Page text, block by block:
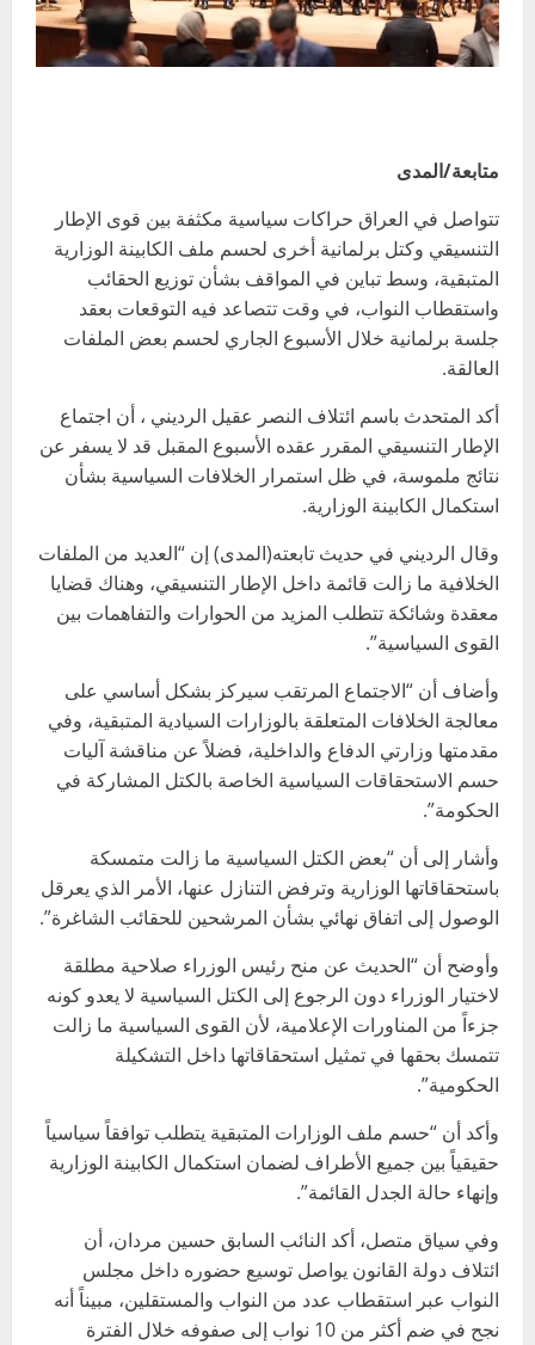
متابعة/المدى
تتواصل في العراق حراكات سياسية مكثفة بين قوى الإطار
التنسيقي وكتل برلمانية أخرى لحسم ملف الكابينة الوزارية
المتبقية، وسط تباين في المواقف بشأن توزيع الحقائب
واستقطاب النواب، في وقت تتصاعد فيه التوقعات بعقد
جلسة برلمانية خلال الأسبوع الجاري لحسم بعض الملفات
العالقة.
أكد المتحدث باسم ائتلاف النصر عقيل الرديني ، أن اجتماع
الإطار التنسيقي المقرر عقده الأسبوع المقبل قد لا يسفر عن
نتائج ملموسة، في ظل استمرار الخلافات السياسية بشأن
استكمال الكابينة الوزارية.
وقال الرديني في حديث تابعته(المدى) إن “العديد من الملفات
الخلافية ما زالت قائمة داخل الإطار التنسيقي، وهناك قضايا
معقدة وشائكة تتطلب المزيد من الحوارات والتفاهمات بين
القوى السياسية”.
وأضاف أن “الاجتماع المرتقب سيركز بشكل أساسي على
معالجة الخلافات المتعلقة بالوزارات السيادية المتبقية، وفي
مقدمتها وزارتي الدفاع والداخلية، فضلاً عن مناقشة آليات
حسم الاستحقاقات السياسية الخاصة بالكتل المشاركة في
الحكومة”.
وأشار إلى أن “بعض الكتل السياسية ما زالت متمسكة
باستحقاقاتها الوزارية وترفض التنازل عنها، الأمر الذي يعرقل
الوصول إلى اتفاق نهائي بشأن المرشحين للحقائب الشاغرة”.
وأوضح أن “الحديث عن منح رئيس الوزراء صلاحية مطلقة
لاختيار الوزراء دون الرجوع إلى الكتل السياسية لا يعدو كونه
جزءاً من المناورات الإعلامية، لأن القوى السياسية ما زالت
تتمسك بحقها في تمثيل استحقاقاتها داخل التشكيلة
الحكومية”.
وأكد أن “حسم ملف الوزارات المتبقية يتطلب توافقاً سياسياً
حقيقياً بين جميع الأطراف لضمان استكمال الكابينة الوزارية
وإنهاء حالة الجدل القائمة”.
وفي سياق متصل، أكد النائب السابق حسين مردان، أن
ائتلاف دولة القانون يواصل توسيع حضوره داخل مجلس
النواب عبر استقطاب عدد من النواب والمستقلين، مبيناً أنه
نجح في ضم أكثر من 10 نواب إلى صفوفه خلال الفترة